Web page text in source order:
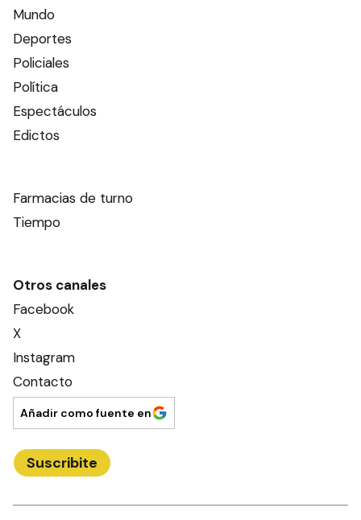
Mundo
Deportes
Policiales
Política
Espectáculos
Edictos
Farmacias de turno
Tiempo
Otros canales
Facebook
X
Instagram
Contacto
Añadir como fuente en
Suscribite